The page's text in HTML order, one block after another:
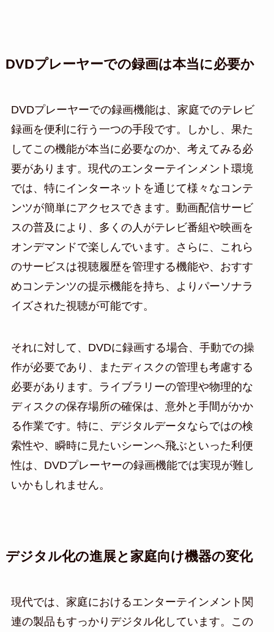
DVDプレーヤーでの録画は本当に必要か
DVDプレーヤーでの録画機能は、家庭でのテレビ
録画を便利に行う一つの手段です。しかし、果た
してこの機能が本当に必要なのか、考えてみる必
要があります。現代のエンターテインメント環境
では、特にインターネットを通じて様々なコンテ
ンツが簡単にアクセスできます。動画配信サービ
スの普及により、多くの人がテレビ番組や映画を
オンデマンドで楽しんでいます。さらに、これら
のサービスは視聴履歴を管理する機能や、おすす
めコンテンツの提示機能を持ち、よりパーソナラ
イズされた視聴が可能です。
それに対して、DVDに録画する場合、手動での操
作が必要であり、またディスクの管理も考慮する
必要があります。ライブラリーの管理や物理的な
ディスクの保存場所の確保は、意外と手間がかか
る作業です。特に、デジタルデータならではの検
索性や、瞬時に見たいシーンへ飛ぶといった利便
性は、DVDプレーヤーの録画機能では実現が難し
いかもしれません。
デジタル化の進展と家庭向け機器の変化
現代では、家庭におけるエンターテインメント関
連の製品もすっかりデジタル化しています。この